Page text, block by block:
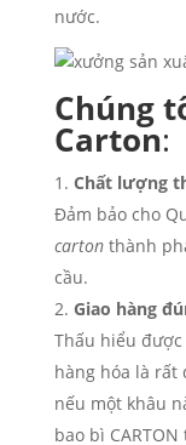
nước.
Chúng
Carton:
Chất lượng
Đảm bảo cho
cartonthành
cầu.
Giao hàng
Thấu hiểu
hàng hóa là rất
nếu một khâu
bao bì